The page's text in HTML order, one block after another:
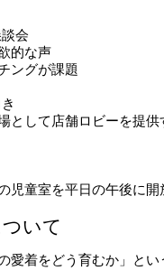
会
的な声
ングが課題
として店舗ロビーを提供
児童室を平日の午後に開
いて
着をどう育むか」と